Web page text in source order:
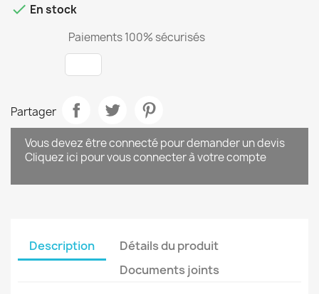
 En stock
Paiements 100% sécurisés
Partager
Vous devez être connecté pour demander un devis
Cliquez ici pour vous connecter à votre compte
Description
Détails du produit
Documents joints